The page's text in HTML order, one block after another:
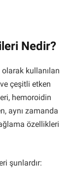
Nedir?
kullanılan
çeşitli etken
hemoroidin
aynı zamanda
özellikleri
şunlardır: